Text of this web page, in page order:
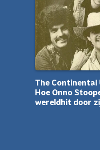
The
Hoe Onno
wereldhit door